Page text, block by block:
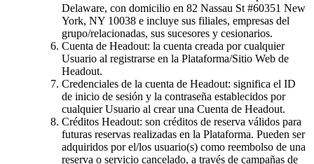
Delaware, con domicilio en 82 Nassau St #60351 New
York, NY 10038 e incluye sus filiales, empresas del
grupo/relacionadas, sus sucesores y cesionarios.
Cuenta de Headout: la cuenta creada por cualquier
Usuario al registrarse en la Plataforma/Sitio Web de
Headout.
Credenciales de la cuenta de Headout: significa el ID
de inicio de sesión y la contraseña establecidos por
cualquier Usuario al crear una Cuenta de Headout.
Créditos Headout: son créditos de reserva válidos para
futuras reservas realizadas en la Plataforma. Pueden ser
adquiridos por el/los usuario(s) como reembolso de una
reserva o servicio cancelado, a través de campañas de